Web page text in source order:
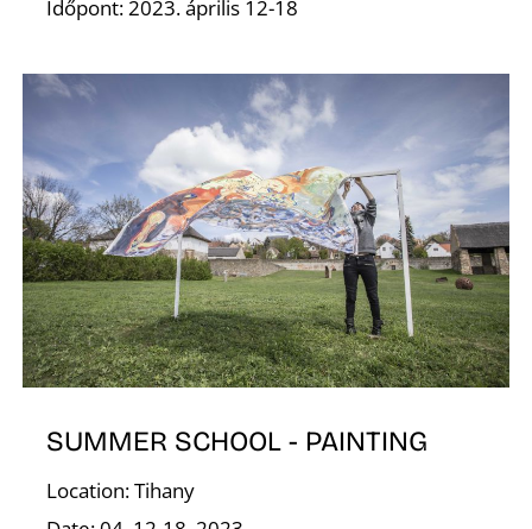
Időpont: 2023. április 12-18
SUMMER SCHOOL - PAINTING
Location: Tihany